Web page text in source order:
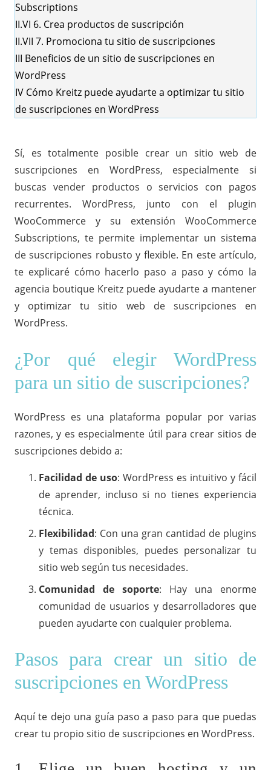
Subscriptions
II.VI 6. Crea productos de suscripción
II.VII 7. Promociona tu sitio de suscripciones
III Beneficios de un sitio de suscripciones en
WordPress
IV Cómo Kreitz puede ayudarte a optimizar tu sitio
de suscripciones en WordPress
Sí, es totalmente posible crear un sitio web de
suscripciones en WordPress, especialmente si
buscas vender productos o servicios con pagos
recurrentes. WordPress, junto con el plugin
WooCommerce y su extensión WooCommerce
Subscriptions, te permite implementar un sistema
de suscripciones robusto y flexible. En este artículo,
te explicaré cómo hacerlo paso a paso y cómo la
agencia boutique Kreitz puede ayudarte a mantener
y optimizar tu sitio web de suscripciones en
WordPress.
¿Por qué elegir WordPress
para un sitio de suscripciones?
WordPress es una plataforma popular por varias
razones, y es especialmente útil para crear sitios de
suscripciones debido a:
Facilidad de uso: WordPress es intuitivo y fácil
de aprender, incluso si no tienes experiencia
técnica.
Flexibilidad: Con una gran cantidad de plugins
y temas disponibles, puedes personalizar tu
sitio web según tus necesidades.
Comunidad de soporte: Hay una enorme
comunidad de usuarios y desarrolladores que
pueden ayudarte con cualquier problema.
Pasos para crear un sitio de
suscripciones en WordPress
Aquí te dejo una guía paso a paso para que puedas
crear tu propio sitio de suscripciones en WordPress.